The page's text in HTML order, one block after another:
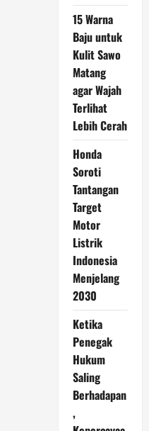
15 Warna
Baju untuk
Kulit Sawo
Matang
agar Wajah
Terlihat
Lebih Cerah
Honda
Soroti
Tantangan
Target
Motor
Listrik
Indonesia
Menjelang
2030
Ketika
Penegak
Hukum
Saling
Berhadapan
,